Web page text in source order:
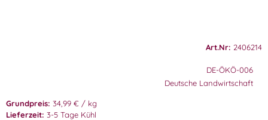
Art.Nr: 2406214
DE-ÖKÖ-006
Deutsche Landwirtschaft
Grundpreis: 34,99 € / kg
Lieferzeit: 3-5 Tage Kühl